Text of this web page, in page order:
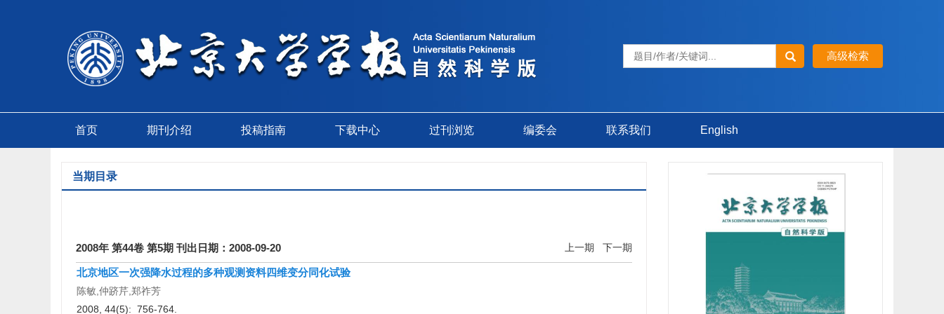
首页 期刊介绍 投稿指南 下载中心 过刊浏览 编委会 联系我们 English
当期目录
2008年 第44卷 第5期 刊出日期：2008-09-20 上一期 下一期
北京地区一次强降水过程的多种观测资料四维变分同化试验
陈敏,仲跻芹,郑祚芳
2008, 44(5): 756-764.